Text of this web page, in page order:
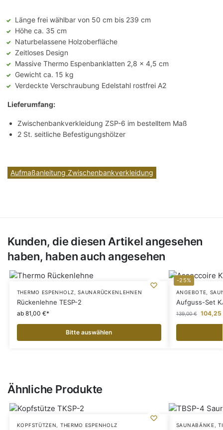
Länge frei wählbar von 50 cm bis 239 cm
Höhe ca. 35 cm
Naturbelassene Holzoberfläche
Zeitloses Design
Massive Thermo Espenbanklatten 2,8 x 4,5 cm
Gewicht ca. 15 kg
Verdeckte Verschraubung Edelstahl rostfrei A2
Lieferumfang:
Zwischenbankverkleidung ZSP-6 im bestelltem Maß
2 St. seitliche Befestigungshölzer
Aufmaßanleitung Zwischenbankverkleidung
Kunden, die diesen Artikel angesehen
haben, haben auch angesehen
THERMO ESPENHOLZ ,SAUNARÜCKENLEHNEN
Rückenlehne TESP-2
ab 81,00 €
Bitte auswählen
-25%
ANGEBOTE
Aufguss-Set
139,00€ 104,25
Ähnliche Produkte
KOPFSTÜTZEN THERMO ESPENHOLZ SAUNABÄNKE ,